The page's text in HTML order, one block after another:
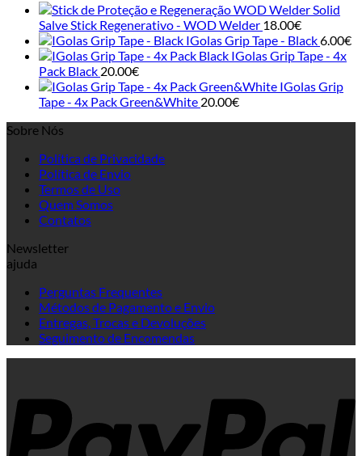
Solid
Salve Stick Regenerativo - WOD Welder 18.00€
IGolas Grip Tape - Black6.00€
IGolas Grip Tape - 4x
Pack Black 20.00€
IGolas Grip
Tape - 4x Pack Green&White 20.00€
Sobre Nós
Política de Privacidade
Política de Envio
Termos de Uso
Quem Somos
Contatos
Newsletter
ajuda
Perguntas Frequentes
Métodos de Pagamento e Envio
Entregas, Trocas e Devoluções
Seguimento de Encomendas